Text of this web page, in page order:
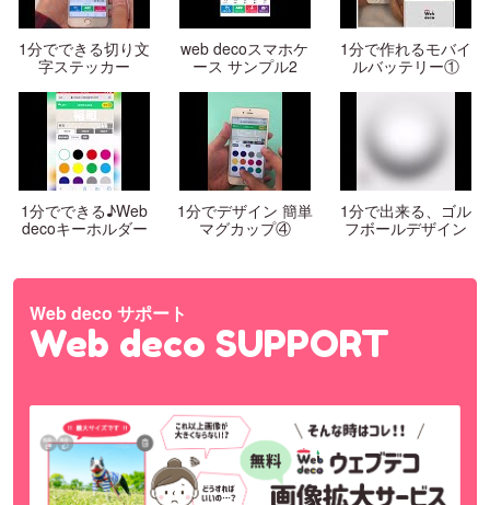
1分でできる切り文
字ステッカー
web decoスマホケ
ース サンプル2
1分で作れるモバイ
ルバッテリー①
1分でできる♪Web
decoキーホルダー
1分でデザイン 簡単
マグカップ④
1分で出来る、ゴル
フボールデザイン
Web deco サポート
Web deco SUPPORT